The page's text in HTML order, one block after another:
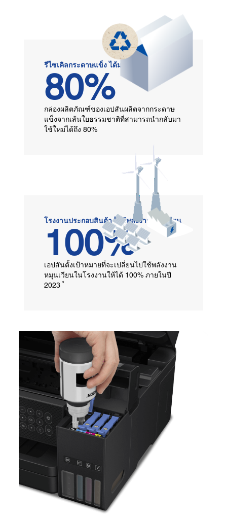
รีไซเคิลกระดาษแข็ง ได้มากกว่า
80%
กล่องผลิตภัณฑ์ของเอปสันผลิตจากกระดาษ
แข็งจากเส้นใยธรรมชาติที่สามารถนำกลับมา
ใช้ใหม่ได้ถึง 80%
โรงงานประกอบสินค้า8ใช้พลังงานหมุนเวียน
100%
เอปสันตั้งเป้าหมายที่จะเปลี่ยนไปใช้พลังงาน
หมุนเวียนในโรงงานให้ได้ 100% ภายในปี
20239